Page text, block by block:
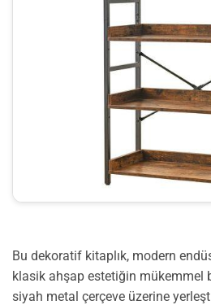
Bu dekoratif kitaplık, modern
klasik ahşap estetiğin mükemmel
siyah metal çerçeve üzerine